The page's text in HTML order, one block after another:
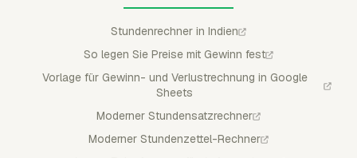
Stundenrechner in Indien
So legen Sie Preise mit Gewinn fest
Vorlage für Gewinn- und Verlustrechnung in Google
Sheets
Moderner Stundensatzrechner
Moderner Stundenzettel-Rechner